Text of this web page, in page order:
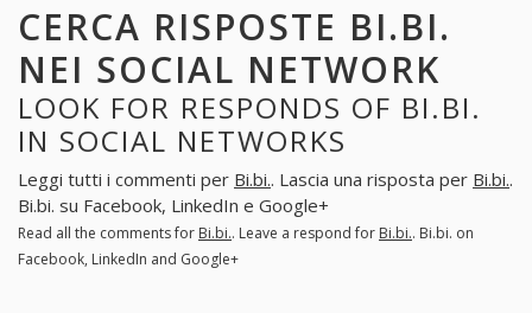
CERCA RISPOSTE BI.BI.
NEI SOCIAL NETWORK
LOOK FOR RESPONDS OF BI.BI.
IN SOCIAL NETWORKS
Leggi tutti i commenti per Bi.bi.. Lascia una risposta per Bi.bi..
Bi.bi. su Facebook, LinkedIn e Google+
Read all the comments for Bi.bi.. Leave a respond for Bi.bi.. Bi.bi. on
Facebook, LinkedIn and Google+